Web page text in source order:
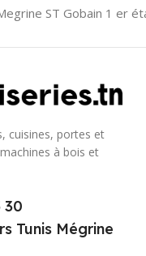
ST Gobain 1 er
cuisines, portes et
à bois et
30
Tunis Mégrine